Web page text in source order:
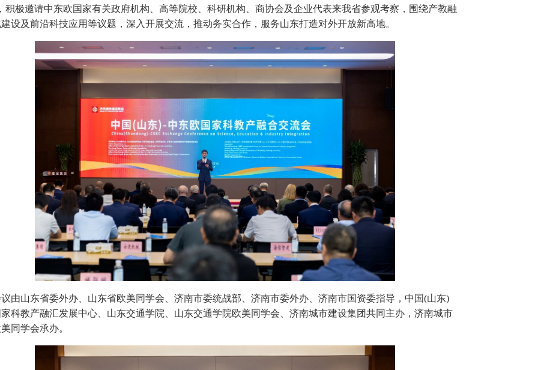
积极邀请中东欧国家有关政府机构、高等院校、科研机构、商协会及企业代表来我省参观考察，围绕产教融
设及前沿科技应用等议题，深入开展交流，推动务实合作，服务山东打造对外开放新高地。
由山东省委外办、山东省欧美同学会、济南市委统战部、济南市委外办、济南市国资委指导，中国(山东)
科教产融汇发展中心、山东交通学院、山东交通学院欧美同学会、济南城市建设集团共同主办，济南城市
同学会承办。